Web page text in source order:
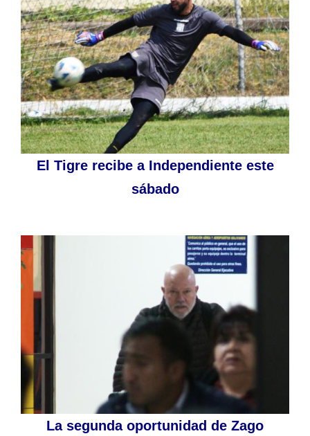
El Tigre recibe a Independiente este
sábado
La segunda oportunidad de Zago